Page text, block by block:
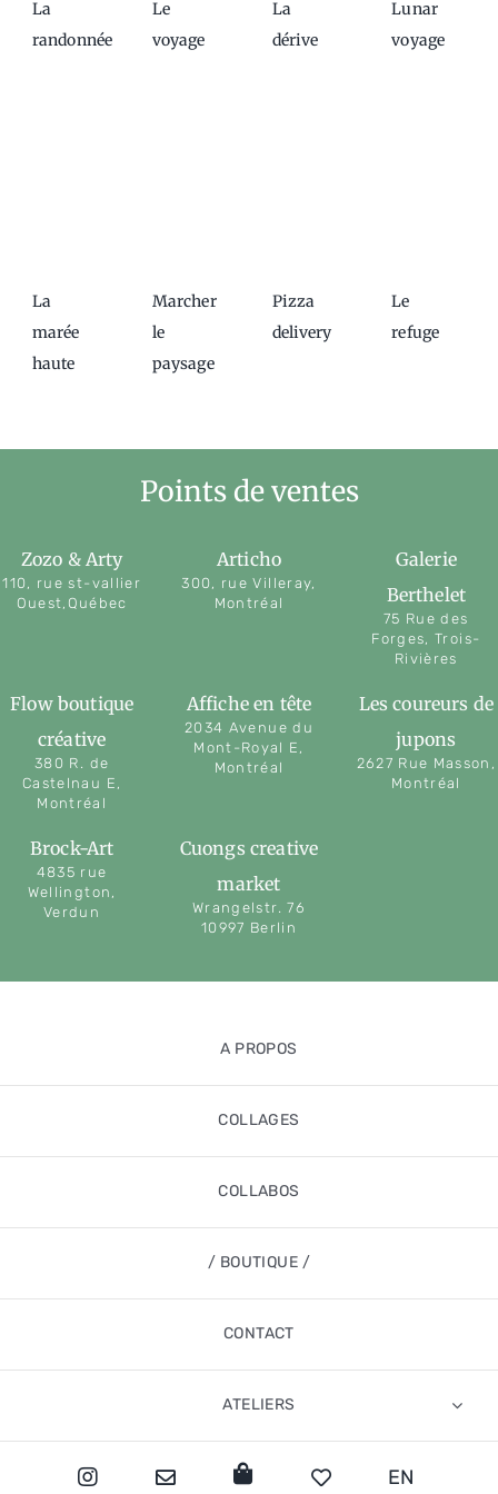
La
randonnée
Le
voyage
La
dérive
Lunar
voyage
La
marée
haute
Marcher
le
paysage
Pizza
delivery
Le
refuge
Points de ventes
Zozo & Arty
110, rue st-vallier
Ouest,Québec
Articho
300, rue Villeray,
Montréal
Galerie
Berthelet
75 Rue des
Forges, Trois-
Rivières
Flow boutique
créative
380 R. de
Castelnau E,
Montréal
Affiche en tête
2034 Avenue du
Mont-Royal E,
Montréal
Les coureurs de
jupons
2627 Rue Masson,
Montréal
Brock-Art
4835 rue
Wellington,
Verdun
Cuongs creative
market
Wrangelstr. 76
10997 Berlin
A PROPOS
COLLAGES
COLLABOS
/ BOUTIQUE /
CONTACT
ATELIERS
EN